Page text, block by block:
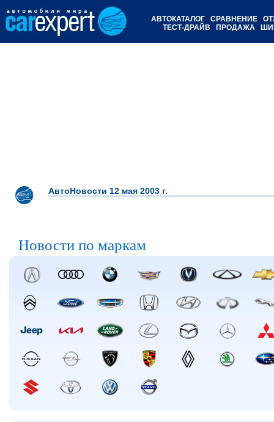
АВТОКАТАЛОГ СРАВНЕНИЕ
ТЕСТ-ДРАЙВ
ПРОДАЖА
АвтоНовости 12 мая 2003 г.
Новости по маркам